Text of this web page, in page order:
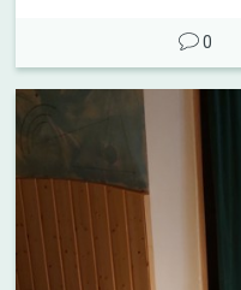
0